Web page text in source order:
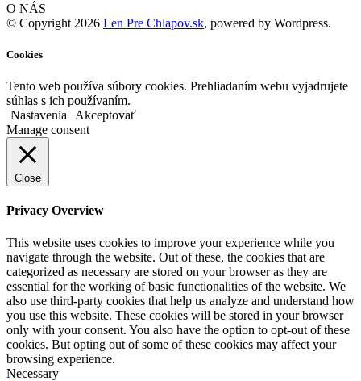
O NÁS
© Copyright 2026 Len Pre Chlapov.sk, powered by Wordpress.
Cookies
Tento web používa súbory cookies. Prehliadaním webu vyjadrujete
súhlas s ich používaním.
Nastavenia
Akceptovať
Manage consent
Close
Privacy Overview
This website uses cookies to improve your experience while you
navigate through the website. Out of these, the cookies that are
categorized as necessary are stored on your browser as they are
essential for the working of basic functionalities of the website. We
also use third-party cookies that help us analyze and understand how
you use this website. These cookies will be stored in your browser
only with your consent. You also have the option to opt-out of these
cookies. But opting out of some of these cookies may affect your
browsing experience.
Necessary